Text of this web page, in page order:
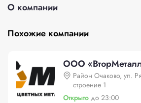
О компании
Похожие компании
ООО
Район Очаково, ул.
строение 1
Открыто до 23:00